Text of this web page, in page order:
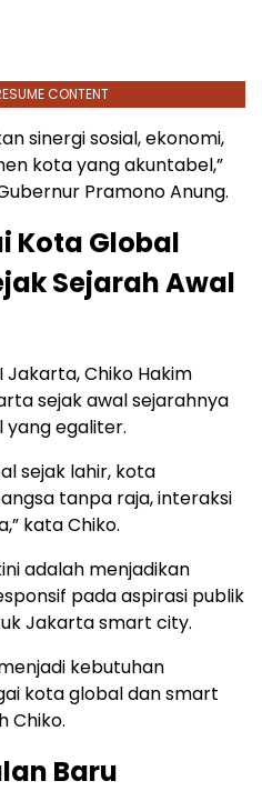
CONTENT
sinergi sosial, ekonomi,
kota yang akuntabel,”
Pramono Anung.
Kota Global
Sejarah Awal
Jakarta, Chiko Hakim
sejak awal sejarahnya
egaliter.
sejak lahir, kota
tanpa raja, interaksi
kata Chiko.
adalah menjadikan
pada aspirasi publik
Jakarta smart city.
kebutuhan
kota global dan smart
Chiko.
Baru